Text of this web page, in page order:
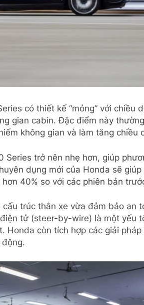
có thiết kế “mỏng” với chiều
gian cabin. Đặc điểm này
không gian và làm tăng chiều
Series trở nên nhẹ hơn, giúp
dụng mới của Honda sẽ
40% so với các phiên bản
trúc thân xe vừa đảm bảo an
tử (steer-by-wire) là một yếu
Honda còn tích hợp các giải